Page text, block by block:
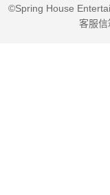
©Spring House
客服